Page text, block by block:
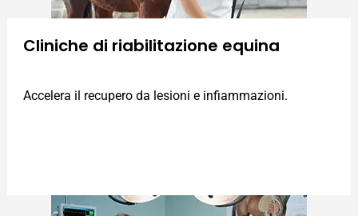
Cliniche di riabilitazione equina
Accelera il recupero da lesioni e infiammazioni.